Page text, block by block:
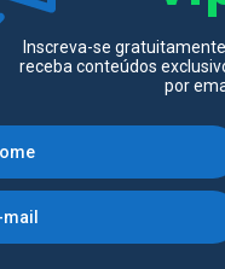
que
Inscreva-se
receba conteúdos
por